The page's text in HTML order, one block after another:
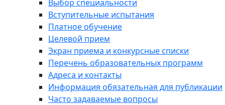
Выбор специальности
Вступительные испытания
Платное обучение
Целевой прием
Экран приема и конкурсные списки
Перечень образовательных программ
Адреса и контакты
Информация обязательная для публикации
Часто задаваемые вопросы